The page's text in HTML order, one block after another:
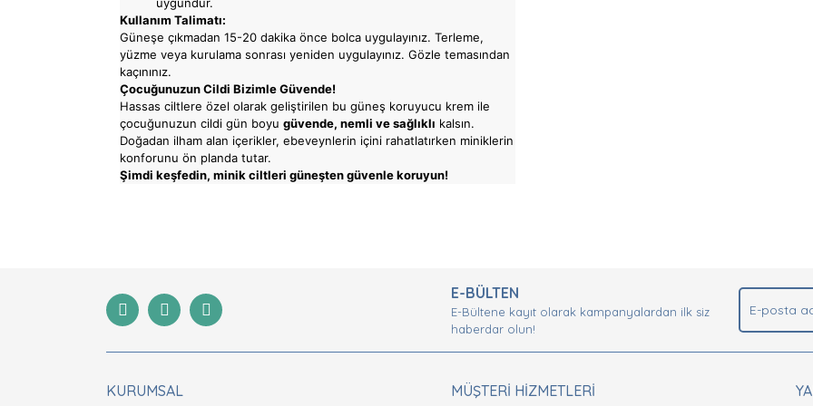
Kullanım Talimatı:
Güneşe çıkmadan 15-20 dakika önce bolca uygulayınız. Terleme,
yüzme veya kurulama sonrası yeniden uygulayınız. Gözle temasından
kaçınınız.
Çocuğunuzun Cildi Bizimle Güvende!
Hassas ciltlere özel olarak geliştirilen bu güneş koruyucu krem ile
çocuğunuzun cildi gün boyu güvende, nemli ve sağlıklı kalsın.
Doğadan ilham alan içerikler, ebeveynlerin içini rahatlatırken miniklerin
konforunu ön planda tutar.
Şimdi keşfedin, minik ciltleri güneşten güvenle koruyun!
Ürün açıklamasında eksik bilgiler bulunuyor.
Bu ürüne benzer farklı alternatifler olmalı.
E-BÜLTEN
E-Bültene kayıt olarak kampanyalardan ilk siz
haberdar olun!
KURUMSAL MÜŞTERİ HİZMETLERİ